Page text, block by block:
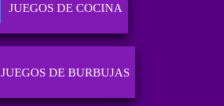
JUEGOS DE COCINA
JUEGOS DE BURBUJAS